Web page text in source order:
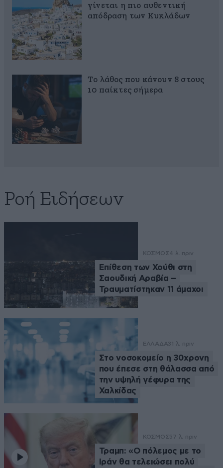
γίνεται η πιο αυθεντική
απόδραση των Κυκλάδων
Το λάθος που κάνουν 8 στους
10 παίκτες σήμερα
Ροή Ειδήσεων
ΚΟΣΜΟΣ4 λ. πριν
Επίθεση των Χούθι στη
Σαουδική Αραβία –
Τραυματίστηκαν 11 άμαχοι
ΕΛΛΑΔΑ31 λ. πριν
Στο νοσοκομείο η 30χρονη
που έπεσε στη θάλασσα από
την υψηλή γέφυρα της
Χαλκίδας
ΚΟΣΜΟΣ57 λ. πριν
Τραμπ: «Ο πόλεμος με το
Ιράν θα τελειώσει πολύ